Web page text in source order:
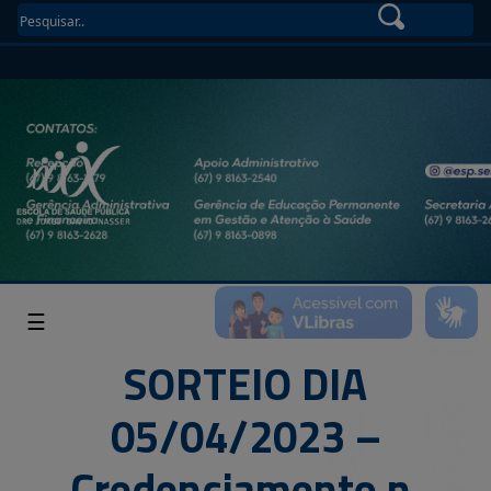
☰
SORTEIO DIA
05/04/2023 –